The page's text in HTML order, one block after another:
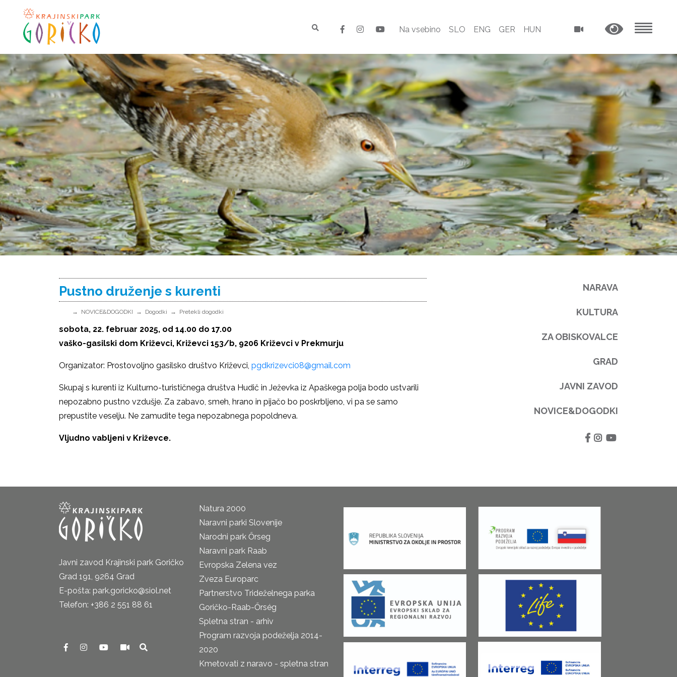
Na vsebino SLO ENG GER HUN
Pustno druženje s kurenti
NOVICE&DOGODKI Dogodki Pretekli dogodki
sobota, 22. februar 2025, od 14.00 do 17.00
vaško-gasilski dom Križevci, Križevci 153/b, 9206 Križevci v Prekmurju
Organizator: Prostovoljno gasilsko društvo Križevci, pgdkrizevci08@gmail.com
Skupaj s kurenti iz Kulturno-turističnega društva Hudič in Ježevka iz Apaškega polja bodo ustvarili
nepozabno pustno vzdušje. Za zabavo, smeh, hrano in pijačo bo poskrbljeno, vi pa se samo
prepustite veselju. Ne zamudite tega nepozabnega popoldneva.
Vljudno vabljeni v Križevce.
NARAVA
KULTURA
ZA OBISKOVALCE
GRAD
JAVNI ZAVOD
NOVICE&DOGODKI
Javni zavod Krajinski park Goričko
Grad 191, 9264 Grad
E-pošta: park.goricko@siol.net
Telefon: +386 2 551 88 61
Natura 2000
Naravni parki Slovenije
Narodni park Őrseg
Naravni park Raab
Evropska Zelena vez
Zveza Europarc
Partnerstvo Trideželnega parka
Goričko-Raab-Őrség
Spletna stran - arhiv
Program razvoja podeželja 2014-
2020
Kmetovati z naravo - spletna stran